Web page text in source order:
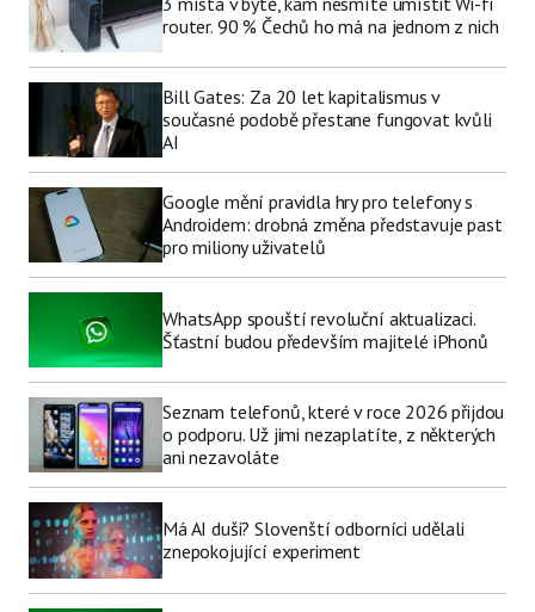
router. 90 % Čechů ho má na jednom z nich
Bill Gates: Za 20 let kapitalismus v
současné podobě přestane fungovat kvůli
AI
Google mění pravidla hry pro telefony s
Androidem: drobná změna představuje past
pro miliony uživatelů
WhatsApp spouští revoluční aktualizaci.
Šťastní budou především majitelé iPhonů
Seznam telefonů, které v roce 2026 přijdou
o podporu. Už jimi nezaplatíte, z některých
ani nezavoláte
Má AI duši? Slovenští odborníci udělali
znepokojující experiment